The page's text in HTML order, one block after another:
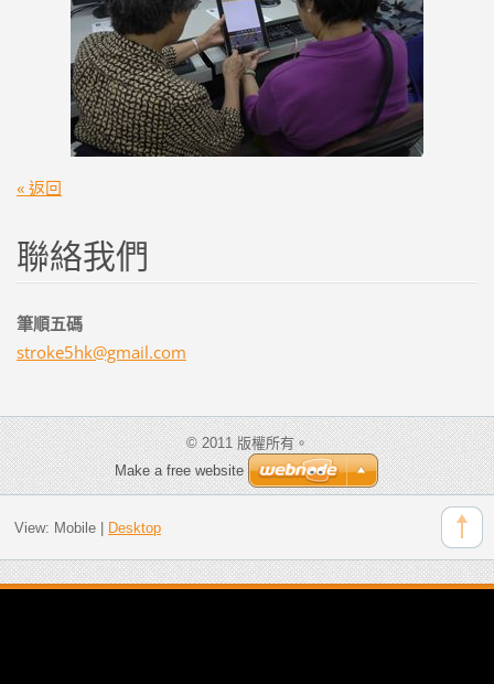
« 返回
聯絡我們
筆順五碼
stroke5hk@gmail.com
© 2011 版權所有。
Make a free website
View: Mobile| Desktop